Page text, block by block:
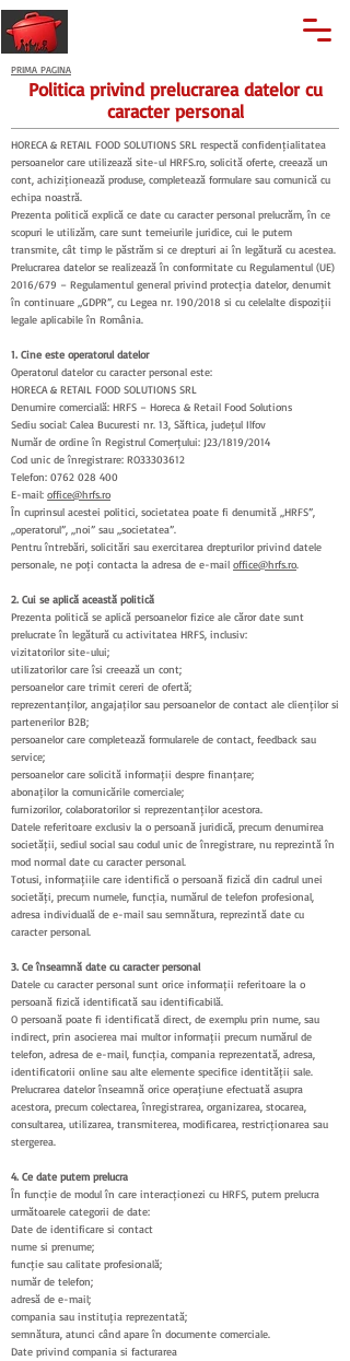
PRIMA PAGINA
Politica privind prelucrarea datelor cu
caracter personal
HORECA & RETAIL FOOD SOLUTIONS SRL respectă confidențialitatea
persoanelor care utilizează site-ul HRFS.ro, solicită oferte, creează un
cont, achiziționează produse, completează formulare sau comunică cu
echipa noastră.
Prezenta politică explică ce date cu caracter personal prelucrăm, în ce
scopuri le utilizăm, care sunt temeiurile juridice, cui le putem
transmite, cât timp le păstrăm și ce drepturi ai în legătură cu acestea.
Prelucrarea datelor se realizează în conformitate cu Regulamentul (UE)
2016/679 – Regulamentul general privind protecția datelor, denumit
în continuare „GDPR”, cu Legea nr. 190/2018 și cu celelalte dispoziții
legale aplicabile în România.
1. Cine este operatorul datelor
Operatorul datelor cu caracter personal este:
HORECA & RETAIL FOOD SOLUTIONS SRL
Denumire comercială: HRFS – Horeca & Retail Food Solutions
Sediu social: Calea București nr. 13, Săftica, județul Ilfov
Număr de ordine în Registrul Comerțului: J23/1819/2014
Cod unic de înregistrare: RO33303612
Telefon: 0762 028 400
E-mail: office@hrfs.ro
În cuprinsul acestei politici, societatea poate fi denumită „HRFS”,
„operatorul”, „noi” sau „societatea”.
Pentru întrebări, solicitări sau exercitarea drepturilor privind datele
personale, ne poți contacta la adresa de e-mail office@hrfs.ro.
2. Cui se aplică această politică
Prezenta politică se aplică persoanelor fizice ale căror date sunt
prelucrate în legătură cu activitatea HRFS, inclusiv:
vizitatorilor site-ului;
utilizatorilor care își creează un cont;
persoanelor care trimit cereri de ofertă;
reprezentanților, angajaților sau persoanelor de contact ale clienților și
partenerilor B2B;
persoanelor care completează formularele de contact, feedback sau
service;
persoanelor care solicită informații despre finanțare;
abonaților la comunicările comerciale;
furnizorilor, colaboratorilor și reprezentanților acestora.
Datele referitoare exclusiv la o persoană juridică, precum denumirea
societății, sediul social sau codul unic de înregistrare, nu reprezintă în
mod normal date cu caracter personal.
Totuși, informațiile care identifică o persoană fizică din cadrul unei
societăți, precum numele, funcția, numărul de telefon profesional,
adresa individuală de e-mail sau semnătura, reprezintă date cu
caracter personal.
3. Ce înseamnă date cu caracter personal
Datele cu caracter personal sunt orice informații referitoare la o
persoană fizică identificată sau identificabilă.
O persoană poate fi identificată direct, de exemplu prin nume, sau
indirect, prin asocierea mai multor informații precum numărul de
telefon, adresa de e-mail, funcția, compania reprezentată, adresa,
identificatorii online sau alte elemente specifice identității sale.
Prelucrarea datelor înseamnă orice operațiune efectuată asupra
acestora, precum colectarea, înregistrarea, organizarea, stocarea,
consultarea, utilizarea, transmiterea, modificarea, restricționarea sau
ștergerea.
4. Ce date putem prelucra
În funcție de modul în care interacționezi cu HRFS, putem prelucra
următoarele categorii de date:
Date de identificare și contact
nume și prenume;
funcție sau calitate profesională;
număr de telefon;
adresă de e-mail;
compania sau instituția reprezentată;
semnătura, atunci când apare în documente comerciale.
Date privind compania și facturarea